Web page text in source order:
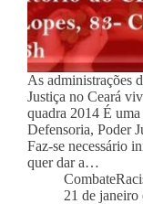
As administrações
Justiça no Ceará
quadra 2014 É
Defensoria, Poder
Faz-se necessário
quer dar a…
21 de janeiro